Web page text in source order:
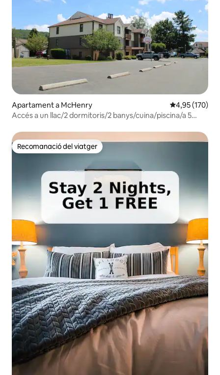
Apartament a McHenry 4,95 de
4,95 (170)
Accés a un llac/2 dormitoris/2 banys/cuina/piscina/a 5
Recomanació del viatger
Recomanació del viatger